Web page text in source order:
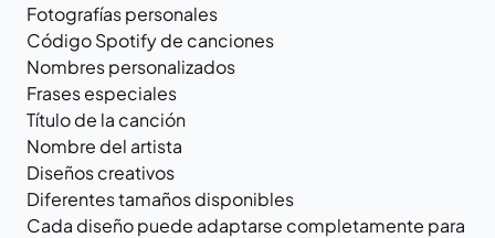
Fotografías personales
Código Spotify de canciones
Nombres personalizados
Frases especiales
Título de la canción
Nombre del artista
Diseños creativos
Diferentes tamaños disponibles
Cada diseño puede adaptarse completamente para